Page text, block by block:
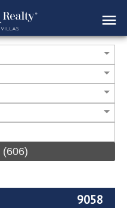
(606)
9058